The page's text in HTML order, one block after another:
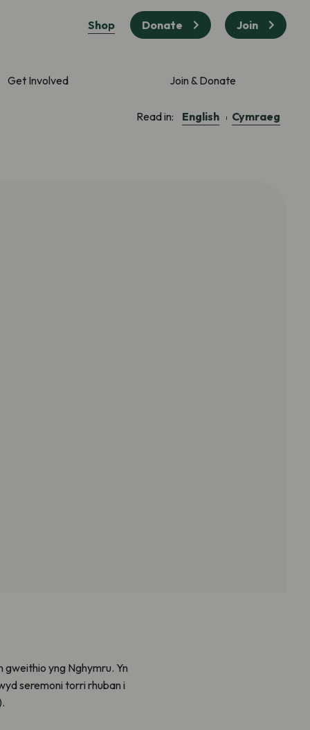
Shop Donate Join
Get Involved Join & Donate
Read in: English Cymraeg
gweithio yng Nghymru. Yn
seremoni torri rhuban i